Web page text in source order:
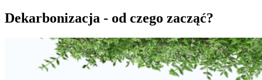
Dekarbonizacja - od czego zacząć?